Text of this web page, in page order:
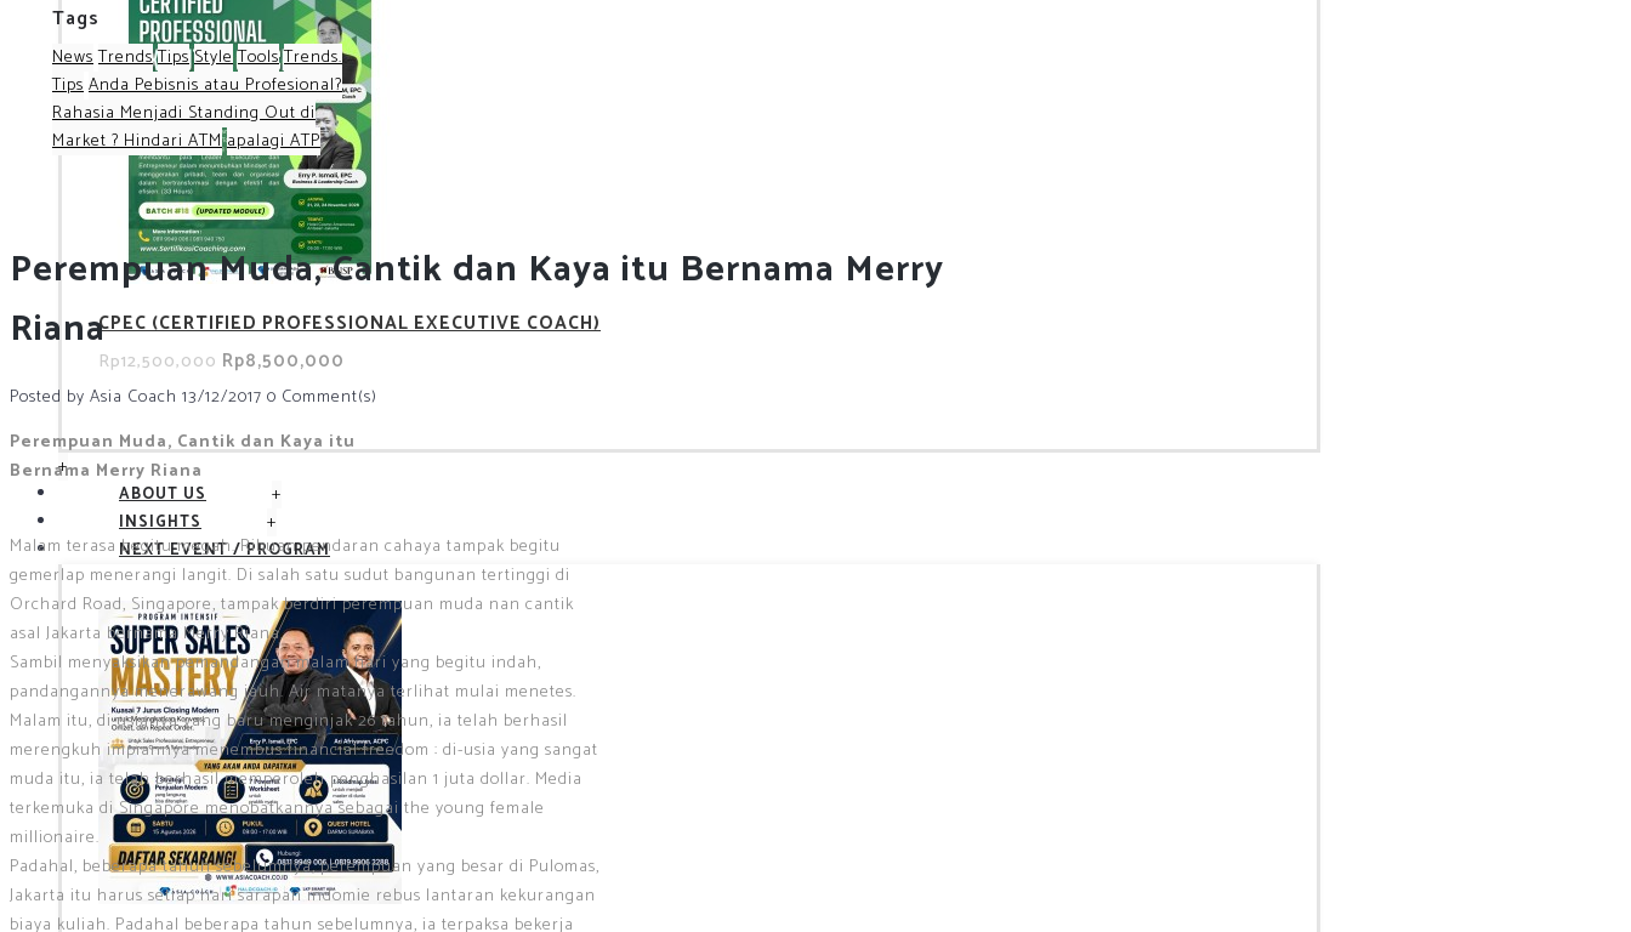
CPEC (CERTIFIED PROFESSIONAL EXECUTIVE COACH)
Rp12,500,000 Rp8,500,000
+
ABOUT US +
INSIGHTS +
NEXT EVENT / PROGRAM
Tags
NewsTrendsTipsStyleToolsTrends.
TipsAnda Pebisnis atau Profesional?
Rahasia Menjadi Standing Out di
Market ? Hindari ATMapalagi ATP
Perempuan Muda, Cantik dan Kaya itu Bernama Merry
Riana
Posted by Asia Coach 13/12/2017 0 Comment(s)
Perempuan Muda, Cantik dan Kaya itu
Bernama Merry Riana
Malam terasa begitu megah. Ribuan pendaran cahaya tampak begitu
gemerlap menerangi langit. Di salah satu sudut bangunan tertinggi di
Orchard Road, Singapore, tampak berdiri perempuan muda nan cantik
asal Jakarta bernama Merry Riana.
Sambil menyaksikan pemandangan malam hari yang begitu indah,
pandangannya menerawang jauh. Air matanya terlihat mulai menetes.
Malam itu, di usianya yang baru menginjak 26 tahun, ia telah berhasil
merengkuh impiannya menembus financial freedom : di-usia yang sangat
muda itu, ia telah berhasil memperoleh penghasilan 1 juta dollar. Media
terkemuka di Singapore menobatkannya sebagai the young female
millionaire.
Padahal, beberapa tahun sebelumnya, perempuan yang besar di Pulomas,
Jakarta itu harus setiap hari sarapan indomie rebus lantaran kekurangan
biaya kuliah. Padahal beberapa tahun sebelumnya, ia terpaksa bekerja